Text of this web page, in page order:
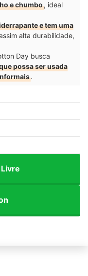
e chumbo, ideal
e tem uma
alta durabilidade,
Day busca
possa ser usada
.